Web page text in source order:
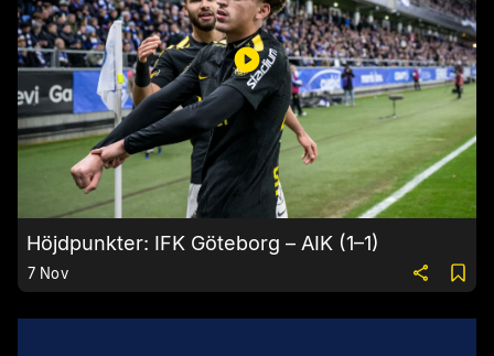
Höjdpunkter: IFK Göteborg – AIK (1–1)
7 Nov